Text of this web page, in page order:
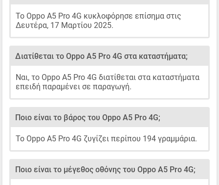
Το Oppo A5 Pro 4G κυκλοφόρησε επίσημα στις
Δευτέρα, 17 Μαρτίου 2025.
Διατίθεται το Oppo A5 Pro 4G στα καταστήματα;
Ναι, το Oppo A5 Pro 4G διατίθεται στα καταστήματα
επειδή παραμένει σε παραγωγή.
Ποιο είναι το βάρος του Oppo A5 Pro 4G;
Το Oppo A5 Pro 4G ζυγίζει περίπου 194 γραμμάρια.
Ποιο είναι το μέγεθος οθόνης του Oppo A5 Pro 4G;